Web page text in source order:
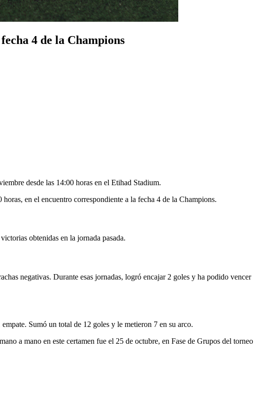
4 de la Champions
desde las 14:00 horas en el Etihad Stadium.
en el encuentro correspondiente a la fecha 4 de la Champions.
obtenidas en la jornada pasada.
negativas. Durante esas jornadas, logró encajar 2 goles y ha podido vencer
Sumó un total de 12 goles y le metieron 7 en su arco.
a mano en este certamen fue el 25 de octubre, en Fase de Grupos del torneo